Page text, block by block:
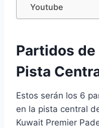
Youtube
Partidos
Pista
Estos serán los 6
en la pista central
Kuwait Premier